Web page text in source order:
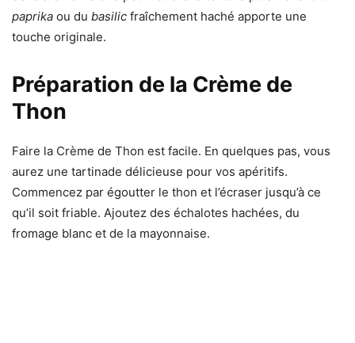
paprika ou du basilic fraîchement haché apporte une
touche originale.
Préparation de la Crème de
Thon
Faire la Crème de Thon est facile. En quelques pas, vous
aurez une tartinade délicieuse pour vos apéritifs.
Commencez par égoutter le thon et l’écraser jusqu’à ce
qu’il soit friable. Ajoutez des échalotes hachées, du
fromage blanc et de la mayonnaise.